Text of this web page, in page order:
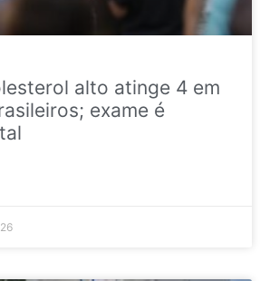
alto atinge 4 em
exame é